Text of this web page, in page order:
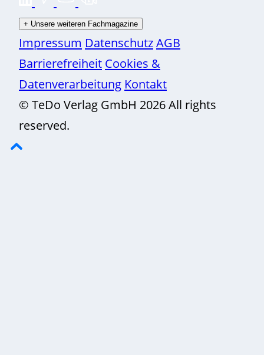
+ Unsere weiteren Fachmagazine
Impressum DatenschutzAGB
Barrierefreiheit Cookies &
Datenverarbeitung Kontakt
© TeDo Verlag GmbH 2026 All rights
reserved.